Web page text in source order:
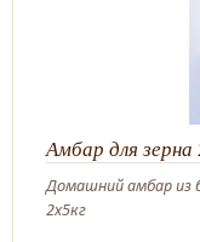
Амбар для
Домашний амбар из
2х5кг